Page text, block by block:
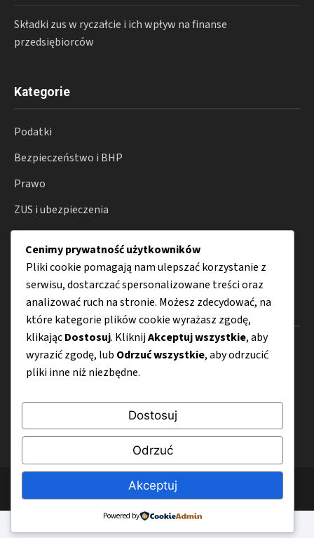
Składki zus w ryczałcie i ich wpływ na finanse
przedsiębiorców
Kategorie
Podatki
Bezpieczeństwo i BHP
Prawo
ZUS i ubezpieczenia
Działalność gospodarcza
Porady
Menu
O nas
Kontakt
Mapa strony
Polityka prywatności
© 2026 SkutecznyEbiznes.pl
Cenimy prywatność użytkowników
Pliki cookie pomagają nam ulepszać korzystanie z
serwisu, dostarczać spersonalizowane treści oraz
analizować ruch na stronie. Możesz zdecydować, na
które kategorie plików cookie wyrażasz zgodę,
klikającDostosuj. KliknijAkceptuj wszystkie, aby
wyrazić zgodę, lub Odrzuć wszystkie, aby odrzucić
pliki inne niż niezbędne.
Dostosuj
Odrzuć
Akceptuj
Powered by